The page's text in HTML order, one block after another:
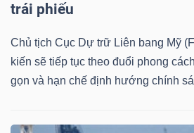
trái phiếu
Chủ tịch Cục Dự trữ Liên bang Mỹ
kiến sẽ tiếp tục theo đuổi phong
gọn và hạn chế định hướng chính